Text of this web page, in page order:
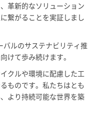
革新的なソリューション
繋がることを実証しまし
バルのサステナビリティ推
けて歩み続けます。
クルや環境に配慮した工
ものです。私たちはとも
より持続可能な世界を築